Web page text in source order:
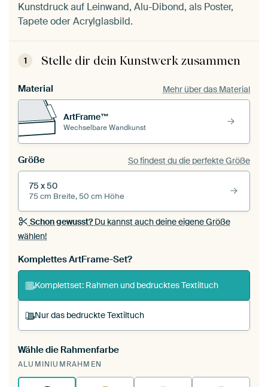
Kunstdruck auf Leinwand, Alu-Dibond, als Poster,
Tapete oder Acrylglasbild.
1 Stelle dir dein Kunstwerk zusammen
Material Mehr über das Material
ArtFrame™
Wechselbare Wandkunst
Größe So findest du die perfekte Größe
75 x 50
75 cm Breite, 50 cm Höhe
Schon gewusst?Du kannst auch deine eigene Größe
wählen!
Komplettes ArtFrame-Set?
Komplettset: Rahmen und bedrucktes Textiltuch
Nur das bedruckte Textiltuch
Du spannst einen wechselbaren Textiltuch in
deinen vorhandenen ArtFrame™.
funktioniert es.
Wähle die Rahmenfarbe
ALUMINIUMRAHMEN